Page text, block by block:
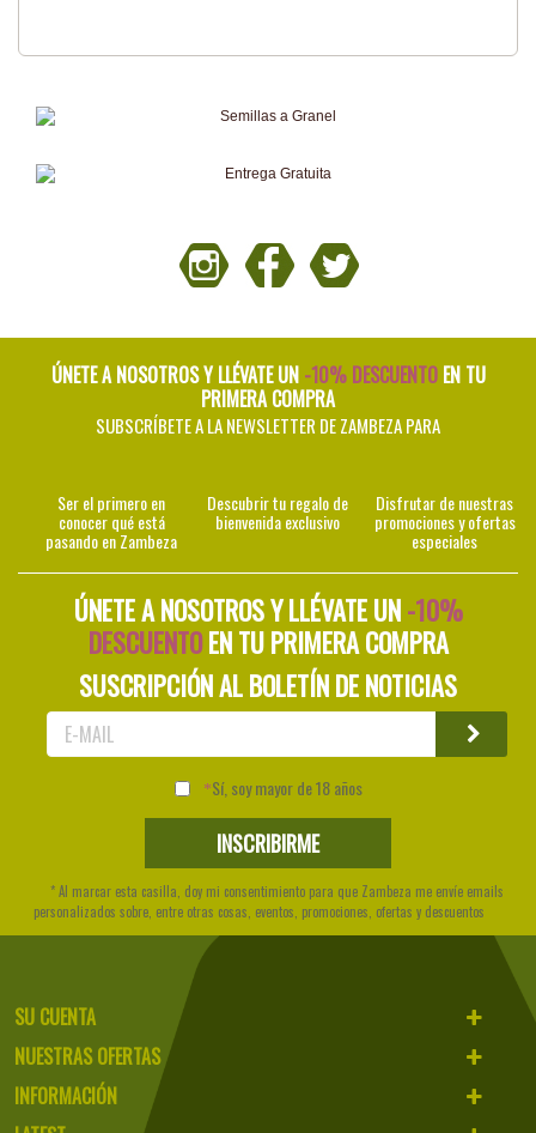
ÚNETE A NOSOTROS Y LLÉVATE UN -10% DESCUENTOEN TU
PRIMERA COMPRA
SUBSCRÍBETE A LA NEWSLETTER DE ZAMBEZA PARA
Ser el primero en
conocer qué está
pasando en Zambeza
Descubrir tu regalo de
bienvenida exclusivo
Disfrutar de nuestras
promociones y ofertas
especiales
ÚNETE A NOSOTROS Y LLÉVATE UN-10%
DESCUENTOEN TU PRIMERA COMPRA
SUSCRIPCIÓN AL BOLETÍN DE NOTICIAS
Sí, soy mayor de 18 años
* Al marcar esta casilla, doy mi consentimiento para que Zambeza me envíe emails
personalizados sobre, entre otras cosas, eventos, promociones, ofertas y descuentos
SU CUENTA
NUESTRAS OFERTAS
INFORMACIÓN